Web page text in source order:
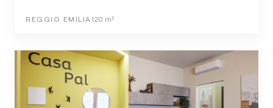
REGGIO EMILIA 120 m²